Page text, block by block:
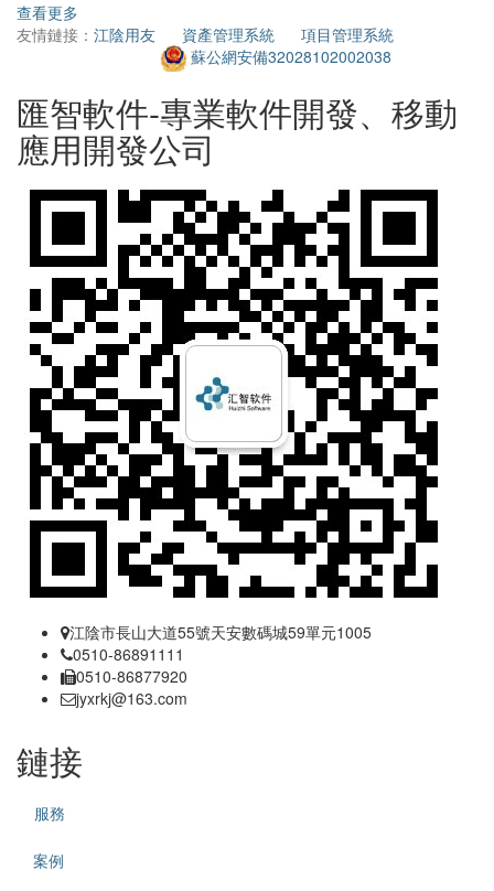
查看更多
友情鏈接： 江陰用友 資產管理系統
項目管理系統
蘇公網安備32028102002038
匯智軟件-專業軟件開發、移動
應用開發公司
江陰市長山大道55號天安數碼城59單元1005
0510-86891111
0510-86877920
jyxrkj@163.com
鏈接
服務
案例